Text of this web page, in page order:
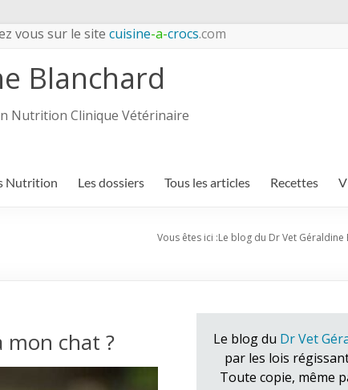
vous sur le site cuisine-a-crocs.com
Blanchard
Nutrition Clinique Vétérinaire
Nutrition Les dossiers Tous les articles Recettes
Vous êtes ici :Le blog du Dr Vet Géraldine
mon chat ? Le blog du Dr Vet
par les lois
Toute copie, même